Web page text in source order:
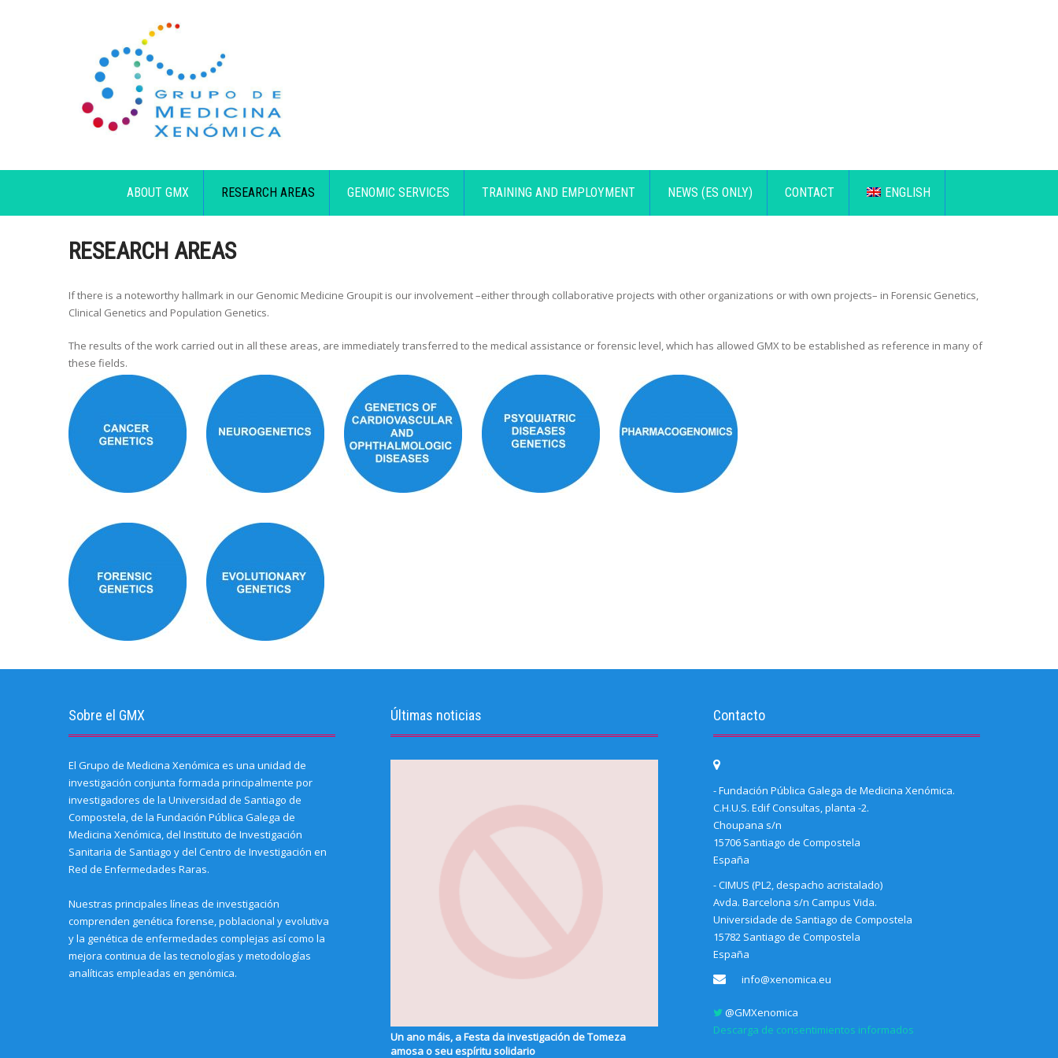
ABOUT GMX RESEARCH AREAS GENOMIC SERVICES TRAINING AND EMPLOYMENT NEWS (ES ONLY) CONTACT ENGLISH
RESEARCH AREAS
If there is a noteworthy hallmark in our Genomic Medicine Groupit is our involvement –either through collaborative projects with other organizations or with own projects– in Forensic Genetics,
Clinical Genetics and Population Genetics.
The results of the work carried out in all these areas, are immediately transferred to the medical assistance or forensic level, which has allowed GMX to be established as reference in many of
these fields.
Sobre el GMX
El Grupo de Medicina Xenómica es una unidad de
investigación conjunta formada principalmente por
investigadores de la Universidad de Santiago de
Compostela, de la Fundación Pública Galega de
Medicina Xenómica, del Instituto de Investigación
Sanitaria de Santiago y del Centro de Investigación en
Red de Enfermedades Raras.
Nuestras principales líneas de investigación
comprenden genética forense, poblacional y evolutiva
y la genética de enfermedades complejas así como la
mejora continua de las tecnologías y metodologías
analíticas empleadas en genómica.
Últimas noticias
Un ano máis, a Festa da investigación de Tomeza
amosa o seu espíritu solidario
Contacto
- Fundación Pública Galega de Medicina Xenómica.
C.H.U.S. Edif Consultas, planta -2.
Choupana s/n
15706 Santiago de Compostela
España
- CIMUS (PL2, despacho acristalado)
Avda. Barcelona s/n Campus Vida.
Universidade de Santiago de Compostela
15782 Santiago de Compostela
España
info@xenomica.eu
@GMXenomica
Descarga de consentimientos informados